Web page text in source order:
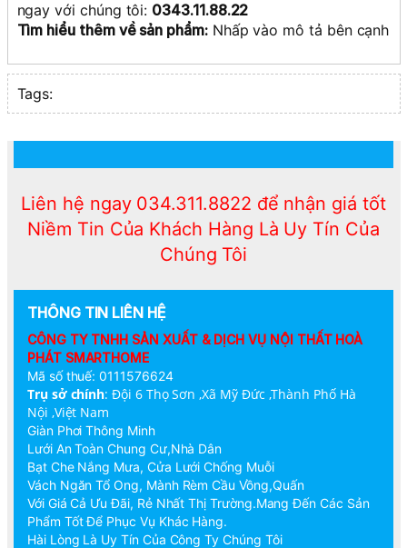
ngay với chúng tôi: 0343.11.88.22
Tìm hiểu thêmvề sản phẩm:Nhấp vào mô tả bên cạnh
Tags:
Liên hệ ngay 034.311.8822 để nhận giá tốt
Niềm Tin Của Khách Hàng Là Uy Tín Của
Chúng Tôi
THÔNG TIN LIÊN HỆ
CÔNG TY TNHH SẢN XUẤT & DỊCH VỤ NỘI THẤT HOÀ
PHÁT SMARTHOME
Mã số thuế: 0111576624
Trụ sở chính:Đội 6 Thọ Sơn ,Xã Mỹ Đức ,Thành Phố Hà
Nội ,Việt Nam
Giàn Phơi Thông Minh
Lưới An Toàn Chung Cư,Nhà Dân
Bạt Che Nắng Mưa, Cửa Lưới Chống Muỗi
Vách Ngăn Tổ Ong, Mành Rèm Cầu Vồng,Quấn
Với Giá Cả Ưu Đãi, Rẻ Nhất Thị Trường.Mang Đến Các Sản
Phẩm Tốt Để Phục Vụ Khác Hàng.
Hài Lòng Là Uy Tín Của Công Ty Chúng Tôi